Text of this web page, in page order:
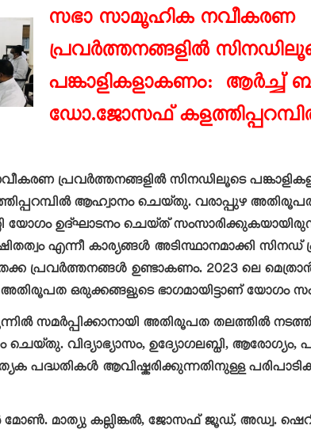
സഭാ സാമൂഹിക നവീകരണ
പ്രവർത്തനങ്ങളിൽ
പങ്കാളികളാകണം: ആർച്ച്
ഡോ.ജോസഫ്
പ്രവർത്തനങ്ങളിൽ സിനഡിലൂടെ
ആഹ്വാനം ചെയ്തു. വരാപ്പുഴ
യോഗം ഉദ്ഘാടനം ചെയ്ത്
എന്നീ കാര്യങ്ങൾ അടിസ്ഥാനമാക്കി
പ്രവർത്തനങ്ങൾ ഉണ്ടാകണം. 2023 ലെ
ഒരുക്കങ്ങളുടെ ഭാഗമായിട്ടാണ് യോഗം
സമർപ്പിക്കാനായി അതിരൂപത തലത്തിൽ
വിദ്യാഭ്യാസം, ഉദ്യോഗലബ്ധി, ആരോഗ്യം,
പദ്ധതികൾ ആവിഷ്കരിക്കുന്നതിനുളള
മോൺ. മാത്യു കല്ലിങ്കൽ, ജോസഫ് ജൂഡ്, അഡ്വ.